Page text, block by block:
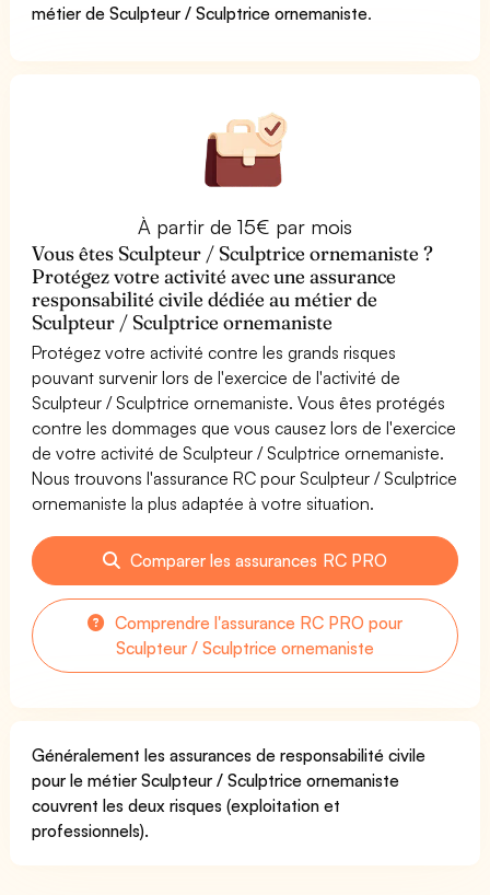
métier de Sculpteur / Sculptrice ornemaniste.
À partir de 15€ par mois
Vous êtes Sculpteur / Sculptrice ornemaniste ?
Protégez votre activité avec une assurance
responsabilité civile dédiée au métier de
Sculpteur / Sculptrice ornemaniste
Protégez votre activité contre les grands risques
pouvant survenir lors de l'exercice de l'activité de
Sculpteur / Sculptrice ornemaniste. Vous êtes protégés
contre les dommages que vous causez lors de l'exercice
de votre activité de Sculpteur / Sculptrice ornemaniste.
Nous trouvons l'assurance RC pour Sculpteur / Sculptrice
ornemaniste la plus adaptée à votre situation.
Comparer les assurances RC PRO
Comprendre l'assurance RC PRO pour
Sculpteur / Sculptrice ornemaniste
Généralement les assurances de responsabilité civile
pour le métier Sculpteur / Sculptrice ornemaniste
couvrent les deux risques (exploitation et
professionnels).